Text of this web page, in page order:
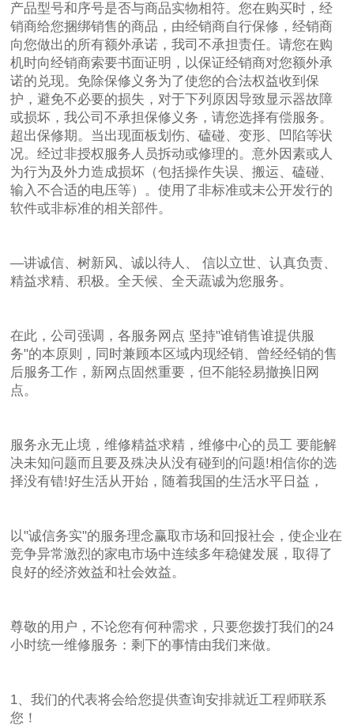
产品型号和序号是否与商品实物相符。您在购买时，经
销商给您捆绑销售的商品，由经销商自行保修，经销商
向您做出的所有额外承诺，我司不承担责任。请您在购
机时向经销商索要书面证明，以保证经销商对您额外承
诺的兑现。免除保修义务为了使您的合法权益收到保
护，避免不必要的损失，对于下列原因导致显示器故障
或损坏，我公司不承担保修义务，请您选择有偿服务。
超出保修期。当出现面板划伤、磕碰、变形、凹陷等状
况。经过非授权服务人员拆动或修理的。意外因素或人
为行为及外力造成损坏（包括操作失误、搬运、磕碰、
输入不合适的电压等）。使用了非标准或未公开发行的
软件或非标准的相关部件。
—讲诚信、树新风、诚以待人、 信以立世、认真负责、
精益求精、积极。全天候、全天蔬诚为您服务。
在此，公司强调，各服务网点 坚持"谁销售谁提供服
务"的本原则，同时兼顾本区域内现经销、曾经经销的售
后服务工作，新网点固然重要，但不能轻易撤换旧网
点。
服务永无止境，维修精益求精，维修中心的员工 要能解
决未知问题而且要及殊决从没有碰到的问题!相信你的选
择没有错!好生活从开始，随着我国的生活水平日益，
以"诚信务实"的服务理念赢取市场和回报社会，使企业在
竞争异常激烈的家电市场中连续多年稳健发展，取得了
良好的经济效益和社会效益。
尊敬的用户，不论您有何种需求，只要您拨打我们的24
小时统一维修服务：剩下的事情由我们来做。
1、我们的代表将会给您提供查询安排就近工程师联系
您！